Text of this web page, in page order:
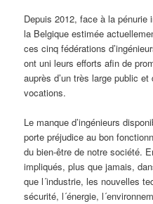
Depuis 2012, face à la pénurie
la Belgique estimée
ces cinq fédérations
ont uni leurs efforts afin de
auprès d’un très large public
vocations.
Le manque d’ingénieurs
porte préjudice au bon
du bien-être de notre société.
impliqués, plus que jamais,
que l´industrie, les nouvelles
sécurité, l´énergie,